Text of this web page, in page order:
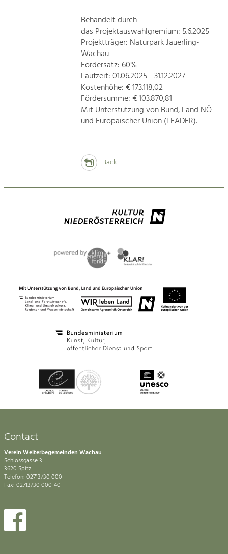
Behandelt durch
das Projektauswahlgremium: 5.6.2025
Projektträger: Naturpark Jauerling-
Wachau
Fördersatz: 60%
Laufzeit: 01.06.2025 - 31.12.2027
Kostenhöhe: € 173.118,02
Fördersumme: € 103.870,81
Mit Unterstützung von Bund, Land NÖ
und Europäischer Union (LEADER).
Back
Contact
Verein Welterbegemeinden Wachau
Schlossgasse 3
3620 Spitz
Telefon: 02713/30 000
Fax: 02713/30 000-40